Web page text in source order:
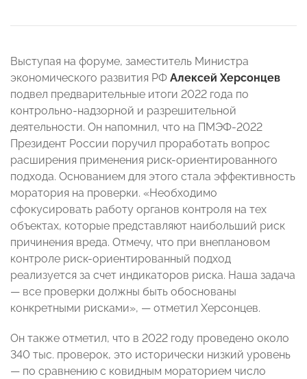
Выступая на форуме, заместитель Министра
экономического развития РФ Алексей Херсонцев
подвел предварительные итоги 2022 года по
контрольно-надзорной и разрешительной
деятельности. Он напомнил, что на ПМЭФ-2022
Президент России поручил проработать вопрос
расширения применения риск-ориентированного
подхода. Основанием для этого стала эффективность
моратория на проверки. «Необходимо
сфокусировать работу органов контроля на тех
объектах, которые представляют наибольший риск
причинения вреда. Отмечу, что при внеплановом
контроле риск-ориентированный подход
реализуется за счет индикаторов риска. Наша задача
— все проверки должны быть обоснованы
конкретными рисками», — отметил Херсонцев.
Он также отметил, что в 2022 году проведено около
340 тыс. проверок, это исторически низкий уровень
— по сравнению с ковидным мораторием число